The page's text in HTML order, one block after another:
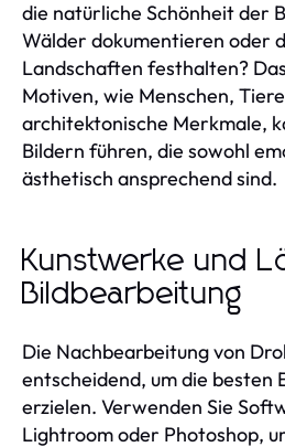
die natürliche Schönheit der
Wälder dokumentieren oder
Landschaften festhalten?
Motiven, wie Menschen,
architektonische Merkmale,
Bildern führen, die sowohl
ästhetisch ansprechend sind.
Kunstwerke und
Bildbearbeitung
Die Nachbearbeitung von
entscheidend, um die besten
erzielen. Verwenden Sie
Lightroom oder Photoshop,